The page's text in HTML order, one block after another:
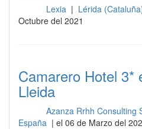
Lexia | Lérida
Octubre del 2021
Camarero Hotel 3*
Lleida
Azanza Rrhh Consulting
España | el 06 de Marzo del